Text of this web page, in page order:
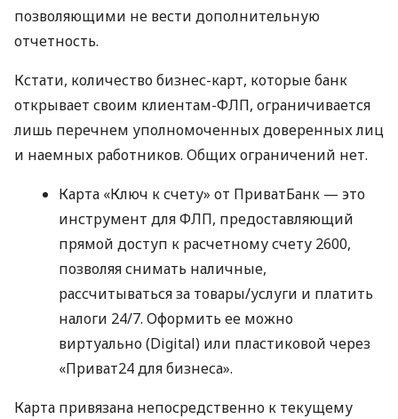
позволяющими не вести дополнительную
отчетность.
Кстати, количество бизнес-карт, которые банк
открывает своим клиентам-ФЛП, ограничивается
лишь перечнем уполномоченных доверенных лиц
и наемных работников. Общих ограничений нет.
Карта «Ключ к счету» от ПриватБанк — это
инструмент для ФЛП, предоставляющий
прямой доступ к расчетному счету 2600,
позволяя снимать наличные,
рассчитываться за товары/услуги и платить
налоги 24/7. Оформить ее можно
виртуально (Digital) или пластиковой через
«Приват24 для бизнеса».
Карта привязана непосредственно к текущему